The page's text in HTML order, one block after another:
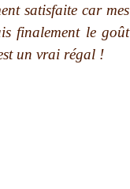
satisfaite car mes
finalement le goût
un vrai régal !